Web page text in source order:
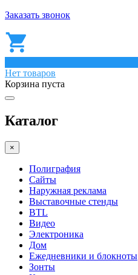
Заказать звонок
Нет товаров
Корзина пуста
Каталог
×
Полиграфия
Сайты
Наружная реклама
Выставочные стенды
BTL
Видео
Электроника
Дом
Ежедневники и блокноты
Зонты